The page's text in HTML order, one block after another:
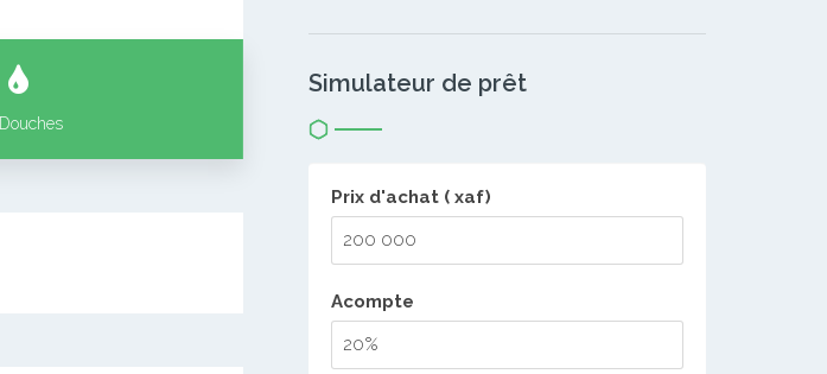
Douches
Simulateur de prêt
Prix d'achat ( xaf)
Acompte